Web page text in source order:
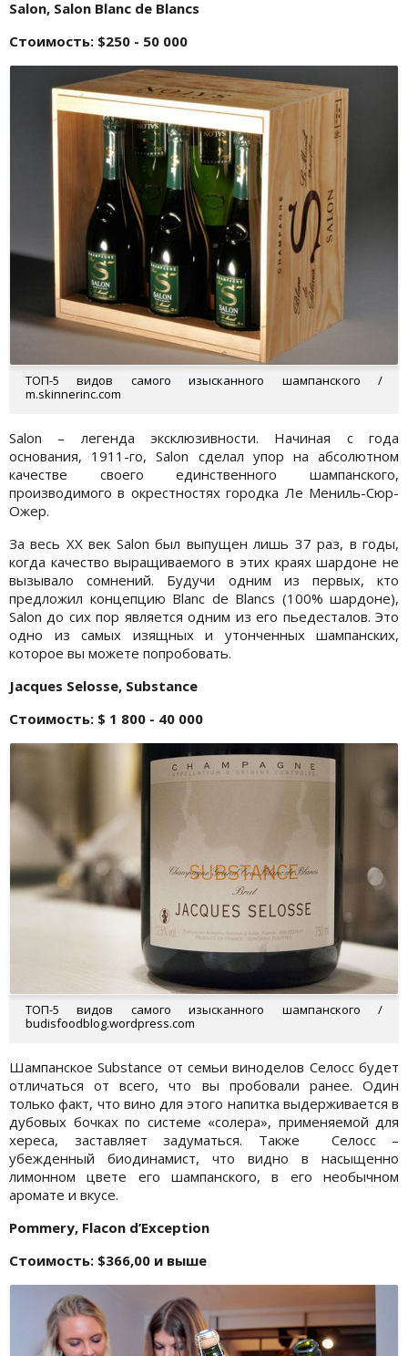
Salon, Salon Blanc de Blancs
Стоимость: $250 - 50 000
ТОП-5 видов самого изысканного шампанского /
m.skinnerinc.com
Salon – легенда эксклюзивности. Начиная с года
основания, 1911-го, Salon сделал упор на абсолютном
качестве своего единственного шампанского,
производимого в окрестностях городка Ле Мениль-Сюр-
Ожер.
За весь ХХ век Salon был выпущен лишь 37 раз, в годы,
когда качество выращиваемого в этих краях шардоне не
вызывало сомнений. Будучи одним из первых, кто
предложил концепцию Blanc de Blancs (100% шардоне),
Salon до сих пор является одним из его пьедесталов. Это
одно из самых изящных и утонченных шампанских,
которое вы можете попробовать.
Jacques Selosse, Substance
Стоимость: $ 1 800 - 40 000
ТОП-5 видов самого изысканного шампанского /
budisfoodblog.wordpress.com
Шампанское Substance от семьи виноделов Селосс будет
отличаться от всего, что вы пробовали ранее. Один
только факт, что вино для этого напитка выдерживается в
дубовых бочках по системе «солера», применяемой для
хереса, заставляет задуматься. Также Селосс –
убежденный биодинамист, что видно в насыщенно
лимонном цвете его шампанского, в его необычном
аромате и вкусе.
Pommery, Flacon d’Exception
Стоимость: $366,00 и выше